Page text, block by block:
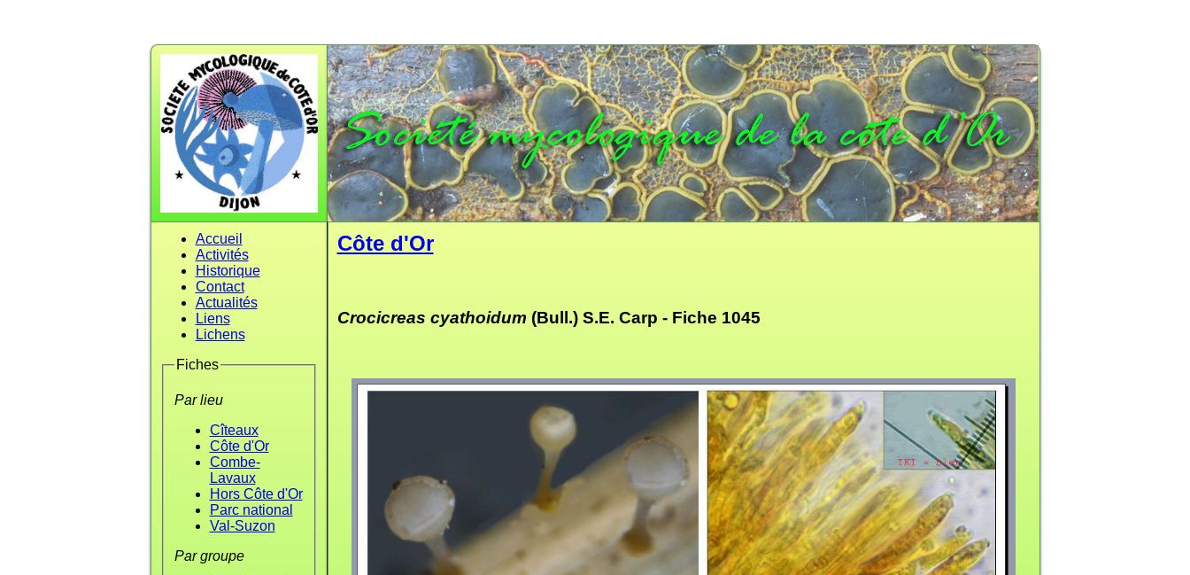
Accueil
Activités
Historique
Contact
Actualités
Liens
Lichens
Fiches
Par lieu
Cîteaux
Côte d'Or
Combe-
Lavaux
Hors Côte d'Or
Parc national
Val-Suzon
Par groupe
Côte d'Or
Crocicreas cyathoidum (Bull.) S.E. Carp - Fiche 1045